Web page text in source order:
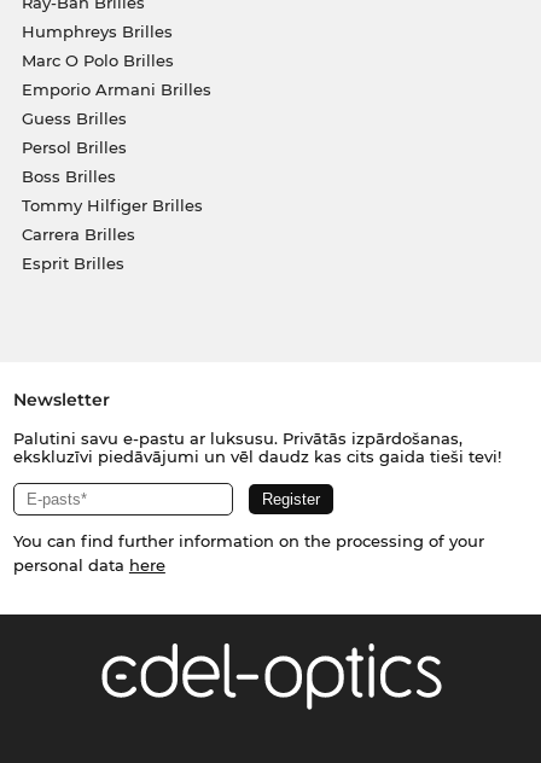
Humphreys Brilles
Marc O Polo Brilles
Emporio Armani Brilles
Guess Brilles
Persol Brilles
Boss Brilles
Tommy Hilfiger Brilles
Carrera Brilles
Esprit Brilles
Newsletter
Palutini savu e-pastu ar luksusu. Privātās izpārdošanas,
ekskluzīvi piedāvājumi un vēl daudz kas cits gaida tieši tevi!
You can find further information on the processing of your
personal data here